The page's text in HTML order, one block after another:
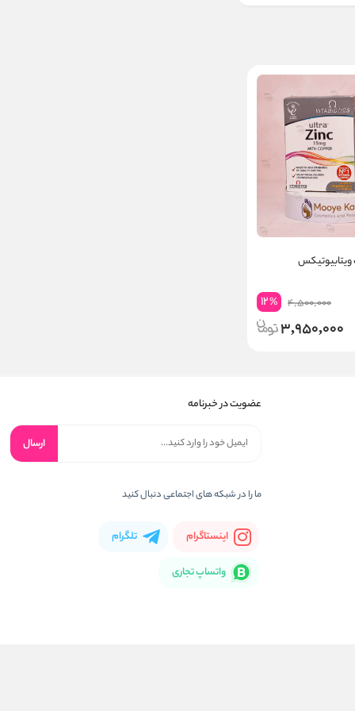
ویتابیوتیکس
4,500,000
12%
3,950,000
عضویت در خبرنامه
ارسال
ما را در شبکه های اجتماعی دنبال کنید
اینستاگرام تلگرام
واتساپ تجاری